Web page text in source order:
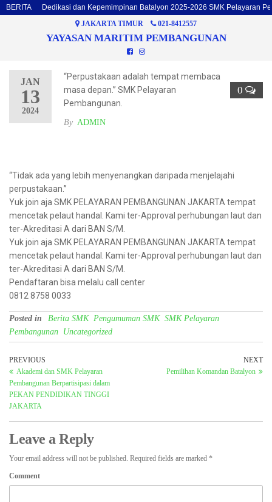
BERITA
Dedikasi dan Kepemimpinan Batalyon 2025-2026 SMK Pelayaran
JAKARTA TIMUR
021-8412557
YAYASAN MARITIM PEMBANGUNAN
JAN
13
2024
0
“Perpustakaan adalah tempat membaca
masa depan.” SMK Pelayaran
Pembangunan.
By ADMIN
“Tidak ada yang lebih menyenangkan daripada menjelajahi
perpustakaan.”
Yuk join aja SMK PELAYARAN PEMBANGUNAN JAKARTA tempat
mencetak pelaut handal. Kami ter-Approval perhubungan laut dan
ter-Akreditasi A dari BAN S/M.
Yuk join aja SMK PELAYARAN PEMBANGUNAN JAKARTA tempat
mencetak pelaut handal. Kami ter-Approval perhubungan laut dan
ter-Akreditasi A dari BAN S/M.
Pendaftaran bisa melalu call center
0812 8758 0033
Posted in Berita SMK Pengumuman SMK SMK Pelayaran
Pembangunan Uncategorized
PREVIOUS
Akademi dan SMK Pelayaran
Pembangunan Berpartisipasi dalam
PEKAN PENDIDIKAN TINGGI
JAKARTA
NEXT
Pemilihan Komandan Batalyon
Leave a Reply
Your email address will not be published. Required fields are marked *
Comment